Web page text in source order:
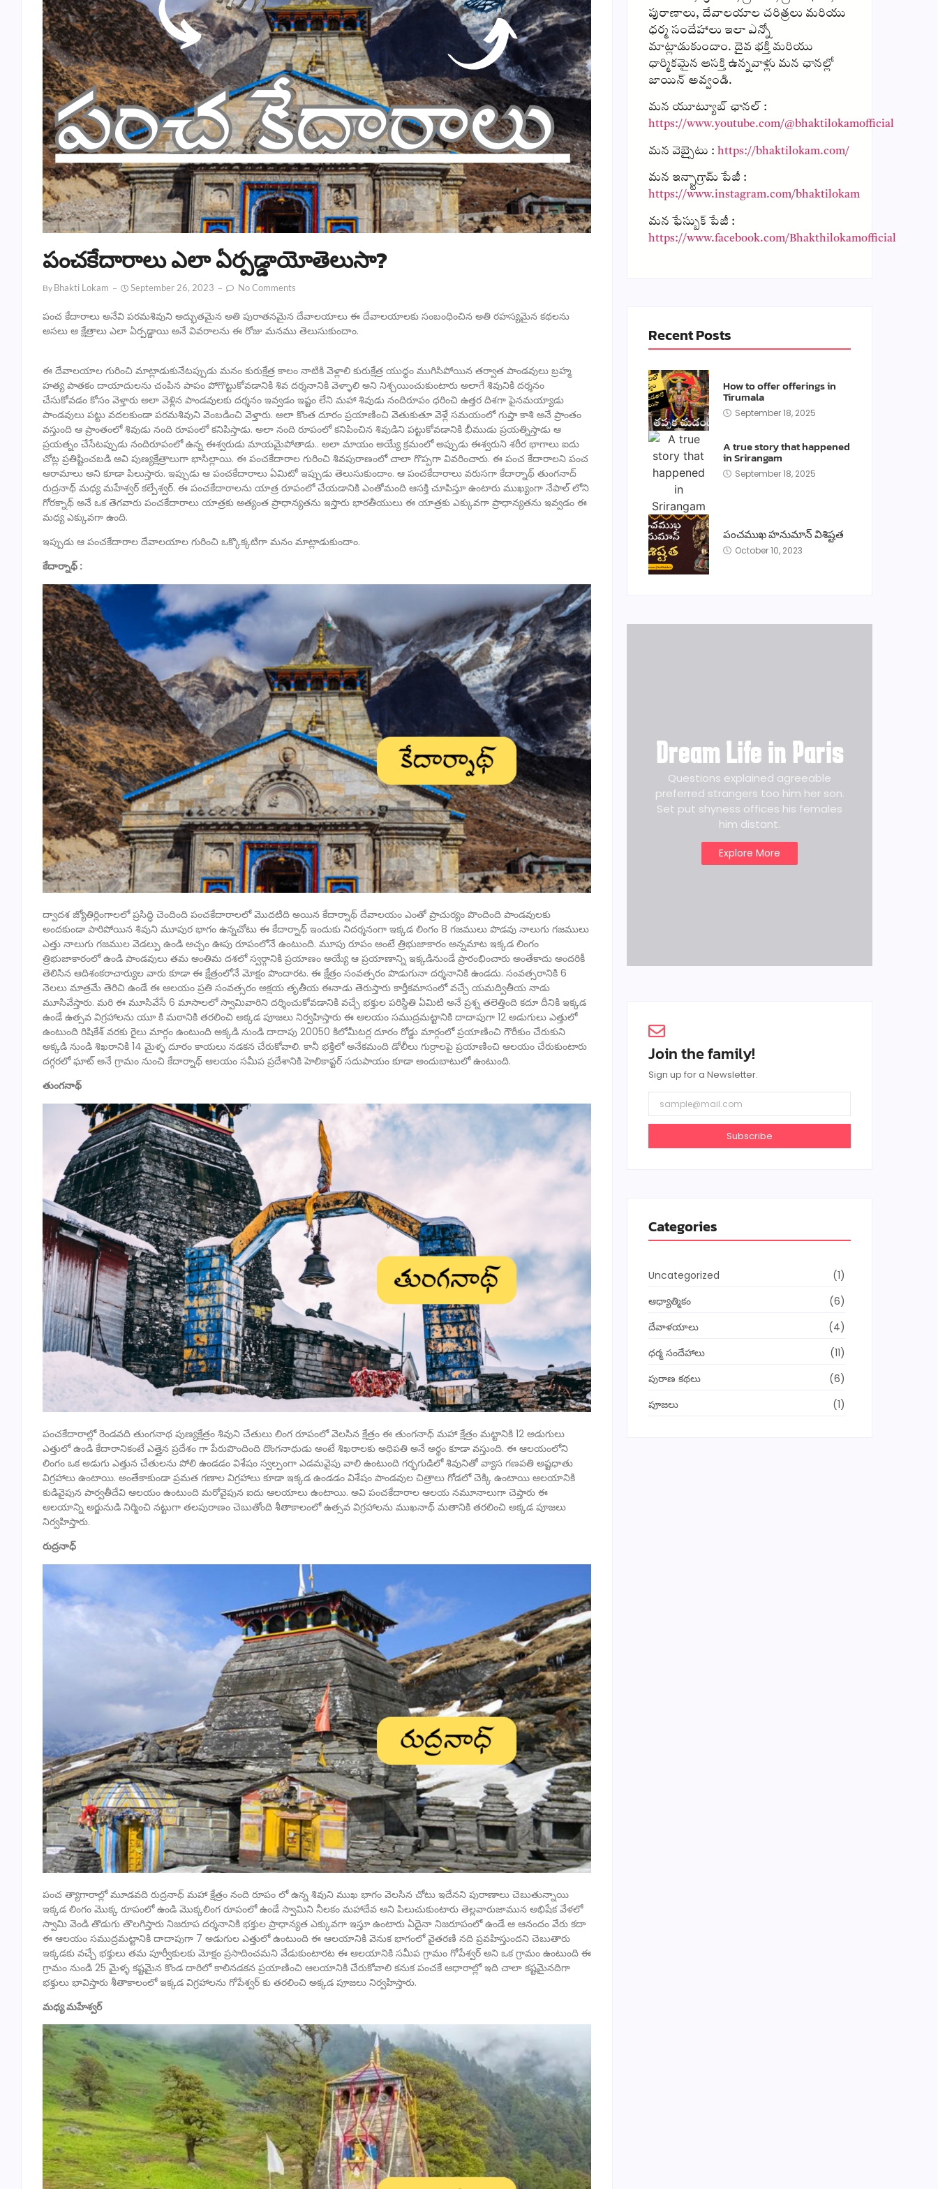
పంచకేదారాలు ఎలా ఏర్పడ్డాయోతెలుసా?
By Bhakti Lokam September 26, 2023 No Comments
పంచ కేదారాలు అనేవి పరమశివుని అద్భుతమైన అతి పురాతనమైన దేవాలయాలు ఈ దేవాలయాలకు సంబంధించిన అతి రహస్యమైన కథలను
అసలు ఆ క్షేత్రాలు ఎలా ఏర్పడ్డాయి అనే వివరాలను ఈ రోజు మనము తెలుసుకుందాం.
ఈ దేవాలయాల గురించి మాట్లాడుకునేటప్పుడు మనం కురుక్షేత్ర కాలం నాటికి వెళ్లాలి కురుక్షేత్ర యుద్ధం ముగిసిపోయిన తర్వాత పాండవులు బ్రహ్మ
హత్య పాతకం దాయాదులను చంపిన పాపం పోగొట్టుకోవడానికి శివ దర్శనానికి వెళ్ళాలి అని నిశ్చయించుకుంటారు అలాగే శివునికి దర్శనం
చేసుకోవడం కోసం వెళ్తారు అలా వెళ్లిన పాండవులకు దర్శనం ఇవ్వడం ఇష్టం లేని మహా శివుడు నందిరూపం ధరించి ఉత్తర దిశగా పైనమయ్యాడు
పాండవులు పట్టు వదలకుండా పరమశివుని వెంబడించి వెళ్తారు. అలా కొంత దూరం ప్రయాణించి వెతుకుతూ వెళ్లే సమయంలో గుప్తా కాశి అనే ప్రాంతం
వస్తుంది ఆ ప్రాంతంలో శివుడు నంది రూపంలో కనిపిస్తాడు. అలా నంది రూపంలో కనిపించిన శివుడిని పట్టుకోవడానికి భీముడు ప్రయత్నిస్తాడు ఆ
ప్రయత్నం చేసేటప్పుడు నందిరూపంలో ఉన్న ఈశ్వరుడు మాయమైపోతాడు.. అలా మాయం అయ్యే క్రమంలో అప్పుడు ఈశ్వరుని శరీర భాగాలు ఐదు
చోట్ల ప్రతిష్టించబడి అవి పుణ్యక్షేత్రాలుగా భాసిల్లాయి. ఈ పంచకేదారాల గురించి శివపురాణంలో చాలా గొప్పగా వివరించారు. ఈ పంచ కేదారాలని పంచ
ఆరామాలు అని కూడా పిలుస్తారు. ఇప్పుడు ఆ పంచకేదారాలు ఏమిటో ఇప్పుడు తెలుసుకుందాం. ఆ పంచకేదారాలు వరుసగా కేదార్నాథ్ తుంగనాద్
రుద్రనాథ్ మధ్య మహేశ్వర్ కల్పేశ్వర్. ఈ పంచకేదారాలను యాత్ర రూపంలో చేయడానికి ఎంతోమంది ఆసక్తి చూపిస్తూ ఉంటారు ముఖ్యంగా నేపాల్ లోని
గోరక్నాథ్ అనే ఒక తెగవారు పంచకేదారాలు యాత్రకు అత్యంత ప్రాధాన్యతను ఇస్తారు భారతీయులు ఈ యాత్రకు ఎక్కువగా ప్రాధాన్యతను ఇవ్వడం ఈ
మధ్య ఎక్కువగా ఉంది.
ఇప్పుడు ఆ పంచకేదారాల దేవాలయాల గురించి ఒక్కొక్కటిగా మనం మాట్లాడుకుందాం.
కేదార్నాథ్ :
ద్వాదశ జ్యోతిర్లింగాలలో ప్రసిద్ధి చెందింది పంచకేదారాలలో మొదటిది అయిన కేదార్నాథ్ దేవాలయం ఎంతో ప్రాచుర్యం పొందింది పాండవులకు
అందకుండా పారిపోయిన శివుని మూపుర భాగం ఉన్నచోటు ఈ కేదార్నాథ్ ఇందుకు నిదర్శనంగా ఇక్కడ లింగం 8 గజములు పొడవు నాలుగు గజములు
ఎత్తు నాలుగు గజముల వెడల్పు ఉండి అచ్చం ఊపు రూపంలోనే ఉంటుంది. మూపు రూపం అంటే త్రిభుజాకారం అన్నమాట ఇక్కడ లింగం
త్రిభుజాకారంలో ఉండి పాండవులు తమ అంతిమ దశలో స్వర్గానికి ప్రయాణం అయ్యే ఆ ప్రయాణాన్ని ఇక్కడినుండే ప్రారంభించారు అంతేకాదు అందరికీ
తెలిసిన ఆదిశంకరాచార్యుల వారు కూడా ఈ క్షేత్రంలోనే మోక్షం పొందారట. ఈ క్షేత్రం సంవత్సరం పొడుగునా దర్శనానికి ఉండదు. సంవత్సరానికి 6
నెలలు మాత్రమే తెరిచి ఉండే ఈ ఆలయం ప్రతి సంవత్సరం అక్షయ తృతీయ ఈనాడు తెరుస్తారు కార్తీకమాసంలో వచ్చే యమద్వితీయ నాడు
మూసివేస్తారు. మరి ఈ మూసివేసే 6 మాసాలలో స్వామివారిని దర్శించుకోవడానికి వచ్చే భక్తుల పరిస్థితి ఏమిటి అనే ప్రశ్న తలెత్తింది కదూ దీనికి ఇక్కడ
ఉండే ఉత్సవ విగ్రహాలను యూ కి మఠానికి తరలించి అక్కడ పూజలు నిర్వహిస్తారు ఈ ఆలయం సముద్రమట్టానికి దాదాపుగా 12 అడుగులు ఎత్తులో
ఉంటుంది రిషికేశ్ వరకు రైలు మార్గం ఉంటుంది అక్కడి నుండి దాదాపు 20050 కిలోమీటర్ల దూరం రోడ్డు మార్గంలో ప్రయాణించి గౌరీకుం చేరుకుని
అక్కడి నుండి శిఖరానికి 14 మైళ్ళ దూరం కాయలు నడకన చేరుకోవాలి. కానీ భక్తిలో అనేకమంది డోలీలు గుర్రాలపై ప్రయాణించి ఆలయం చేరుకుంటారు
దగ్గరలో ఘాట్ అనే గ్రామం నుంచి కేదార్నాథ్ ఆలయం సమీప ప్రదేశానికి హెలికాప్టర్ సదుపాయం కూడా అందుబాటులో ఉంటుంది.
తుంగనాథ్
పంచకేదారాల్లో రెండవది తుంగనాథ పుణ్యక్షేత్రం శివుని చేతులు లింగ రూపంలో వెలసిన క్షేత్రం ఈ తుంగనాధ్ మహా క్షేత్రం మట్టానికి 12 అడుగులు
ఎత్తులో ఉండి కేదారానికంటే ఎత్తైన ప్రదేశం గా పేరుపొందింది దొంగనాధుడు అంటే శిఖరాలకు అధిపతి అనే అర్థం కూడా వస్తుంది. ఈ ఆలయంలోని
లింగం ఒక అడుగు ఎత్తున చేతులను పోలి ఉండడం విశేషం స్వల్పంగా ఎడమవైపు వాలి ఉంటుంది గర్భగుడిలో శివునితో వ్యాస గణపతి అష్టధాతు
విగ్రహాలు ఉంటాయి. అంతేకాకుండా ప్రమత గణాల విగ్రహాలు కూడా ఇక్కడ ఉండడం విశేషం పాండవుల చిత్రాలు గోడలో చెక్కి ఉంటాయి ఆలయానికి
కుడివైపున పార్వతీదేవి ఆలయం ఉంటుంది మరోవైపున ఐదు ఆలయాలు ఉంటాయి. అవి పంచకేదారాల ఆలయ నమూనాలుగా చెప్తారు ఈ
ఆలయాన్ని అర్జునుడి నిర్మించి నట్టుగా తలపురాణం చెబుతోంది శీతాకాలంలో ఉత్సవ విగ్రహాలను ముఖనాథ్ మతానికి తరలించి అక్కడ పూజలు
నిర్వహిస్తారు.
రుద్రనాధ్
పంచ త్యాగారాల్లో మూడవది రుద్రనాధ్ మహా క్షేత్రం నంది రూపం లో ఉన్న శివుని ముఖ భాగం వెలసిన చోటు ఇదేనని పురాణాలు చెబుతున్నాయి
ఇక్కడ లింగం మొక్క రూపంలో ఉండి మొక్కలింగ రూపంలో ఉండే స్వామిని నీలకం మహాదేవ అని పిలుచుకుంటారు తెల్లవారుజామున అభిషేక వేళలో
స్వామి వెండి తొడుగు తొలగిస్తారు నిజరూప దర్శనానికి భక్తుల ప్రాధాన్యత ఎక్కువగా ఇస్తూ ఉంటారు ఏదైనా నిజరూపంలో ఉండే ఆ ఆనందం వేరు కదా
ఈ ఆలయం సముద్రమట్టానికి దాదాపుగా 7 అడుగుల ఎత్తులో ఉంటుంది ఈ ఆలయానికి వెనుక భాగంలో వైతరణి నది ప్రవహిస్తుందని చెబుతారు
ఇక్కడకు వచ్చే భక్తులు తమ పూర్వీకులకు మోక్షం ప్రసాదించమని వేడుకుంటారట ఈ ఆలయానికి సమీప గ్రామం గోపేశ్వర్ అని ఒక గ్రామం ఉంటుంది ఈ
గ్రామం నుండి 25 మైళ్ళ కష్టమైన కొండ దారిలో కాలినడకన ప్రయాణించి ఆలయానికి చేరుకోవాలి కనుక పంచకే ఆధారాల్లో ఇది చాలా కష్టమైనదిగా
భక్తులు భావిస్తారు శీతాకాలంలో ఇక్కడ విగ్రహాలను గోపేశ్వర్ కు తరలించి అక్కడ పూజలు నిర్వహిస్తారు.
మధ్య మహేశ్వర్
పురాణాలు, దేవాలయాల చరిత్రలు మరియు
ధర్మ సందేహాలు ఇలా ఎన్నో
మాట్లాడుకుందాం. దైవ భక్తి మరియు
ధార్మికమైన ఆసక్తి ఉన్నవాళ్లు మన ఛానల్లో
జాయిన్ అవ్వండి.
మన యూట్యూబ్ ఛానల్ :
https://www.youtube.com/@bhaktilokamofficial
మన వెబ్సైటు : https://bhaktilokam.com/
మన ఇన్స్టాగ్రామ్ పేజీ :
https://www.instagram.com/bhaktilokam
మన ఫేస్బుక్ పేజీ :
https://www.facebook.com/Bhakthilokamofficial
Recent Posts
How to offer offerings in
Tirumala
September 18, 2025
A true story that happened
in Srirangam
September 18, 2025
పంచముఖ హనుమాన్ విశిష్టత
October 10, 2023
Dream Life in Paris
Questions explained agreeable
preferred strangers too him her son.
Set put shyness offices his females
him distant.
Explore More
Join the family!
Sign up for a Newsletter.
Subscribe
Categories
Uncategorized
(1)
ఆధ్యాత్మికం
(6)
దేవాళయాలు
(4)
ధర్మ సందేహాలు
(11)
పురాణ కథలు
(6)
పూజలు
(1)